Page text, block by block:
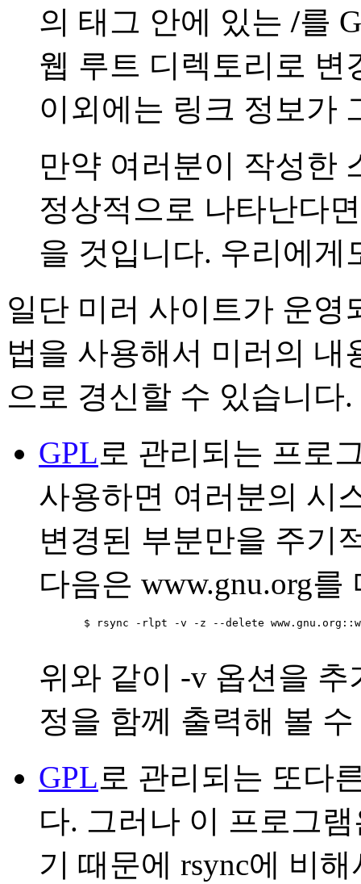
의 태그 안에 있는 /를
웹 루트 디렉토리로 변
이외에는 링크 정보가
만약 여러분이 작성한
정상적으로 나타난다
을 것입니다. 우리에게
일단 미러 사이트가 운영
법을 사용해서 미러의
으로 경신할 수 있습니다.
GPL로 관리되는 프로
사용하면 여러분의 시
변경된 부분만을 주기
다음은 www.gnu.org
$ rsync -rlpt -v -z --delete
위와 같이 -v 옵션을
정을 함께 출력해 볼
GPL로 관리되는 또다
다. 그러나 이 프로그
기 때문에 rsync에 비